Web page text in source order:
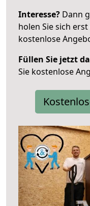
Interesse? Dann
holen Sie sich
kostenlose
Füllen Sie jetzt
Sie kostenlose